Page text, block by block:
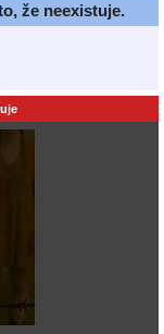
že neexistuje.